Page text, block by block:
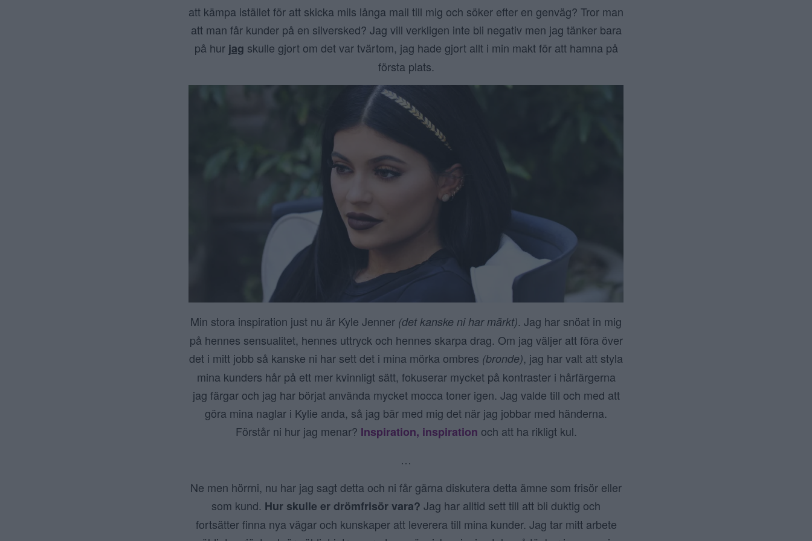
att kämpa istället för att skicka mils långa mail till mig och söker efter en genväg? Tror man
att man får kunder på en silversked? Jag vill verkligen inte bli negativ men jag tänker bara
på hur jag skulle gjort om det var tvärtom, jag hade gjort allt i min makt för att hamna på
första plats.
Min stora inspiration just nu är Kyle Jenner (det kanske ni har märkt). Jag har snöat in mig
på hennes sensualitet, hennes uttryck och hennes skarpa drag. Om jag väljer att föra över
det i mitt jobb så kanske ni har sett det i mina mörka ombres (bronde), jag har valt att styla
mina kunders hår på ett mer kvinnligt sätt, fokuserar mycket på kontraster i hårfärgerna
jag färgar och jag har börjat använda mycket mocca toner igen. Jag valde till och med att
göra mina naglar i Kylie anda, så jag bär med mig det när jag jobbar med händerna.
Förstår ni hur jag menar? Inspiration, inspiration och att ha rikligt kul.
…
Ne men hörrni, nu har jag sagt detta och ni får gärna diskutera detta ämne som frisör eller
som kund. Hur skulle er drömfrisör vara? Jag har alltid sett till att bli duktig och
fortsätter finna nya vägar och kunskaper att leverera till mina kunder. Jag tar mitt arbete